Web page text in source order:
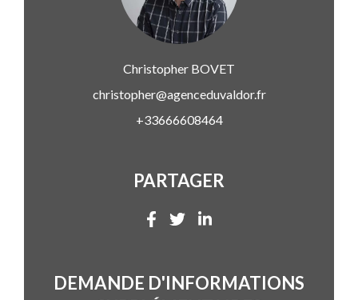
Christopher BOVET
christopher@agenceduvaldor.fr
+33666608464
PARTAGER
DEMANDE D'INFORMATIONS